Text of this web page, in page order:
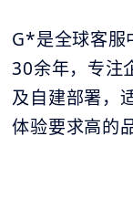
G*是全球客服
30余年，专注
及自建部署，
体验要求高的